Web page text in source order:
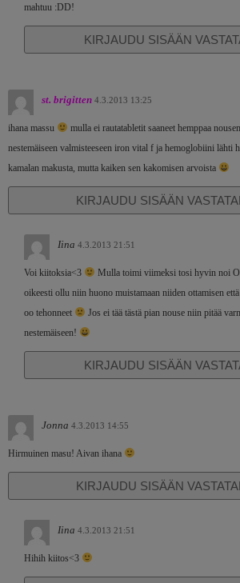
mahtuu :DD!
KIRJAUDU SISÄÄN
st. brigitten 4.3.2013 13:25
ihana massu
mulla ei rautatabletit saaneet hemppaa
nestemäiseen valmisteeseen iron vital f ja hemoglobiini lähti
kamalan makusta, mutta kaiken sen kakomisen arvoista
KIRJAUDU SISÄÄN
Iina 4.3.2013 21:51
Voi kiitoksia<3
Mulla toimi viimeksi tosi hyvin noi
oikeesti ollu niin huono muistamaan niiden ottamisen
oo tehonneet
Jos ei tää tästä pian nouse niin pitää
nestemäiseen!
KIRJAUDU SISÄÄN
Jonna 4.3.2013 14:55
Hirmuinen masu! Aivan ihana
KIRJAUDU SISÄÄN
Iina 4.3.2013 21:51
Hihih kiitos<3